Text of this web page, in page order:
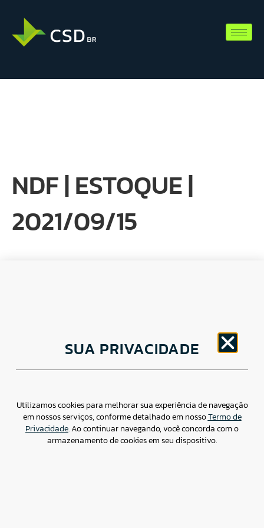
NDF | ESTOQUE |
2021/09/15
Av. Brigadeiro Faria Lima, 1779 – 5oAndar Jardim
Paulistano, São Paulo/ SP – CEP: 01452-914
Assessoria de imprensa: imprensa@csdbr.com
SUA PRIVACIDADE
Utilizamos cookies para melhorar sua experiência de navegação
em nossos serviços, conforme detalhado em nossoTermo de
Privacidade. Ao continuar navegando, você concorda com o
armazenamento de cookies em seu dispositivo.